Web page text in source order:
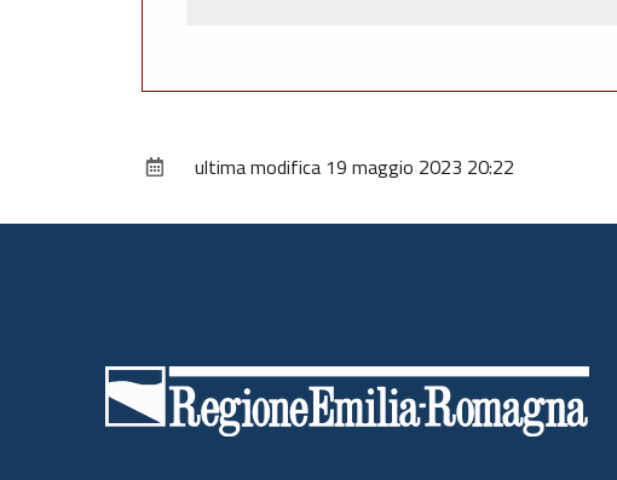
ultima modifica 19 maggio 2023 20:22